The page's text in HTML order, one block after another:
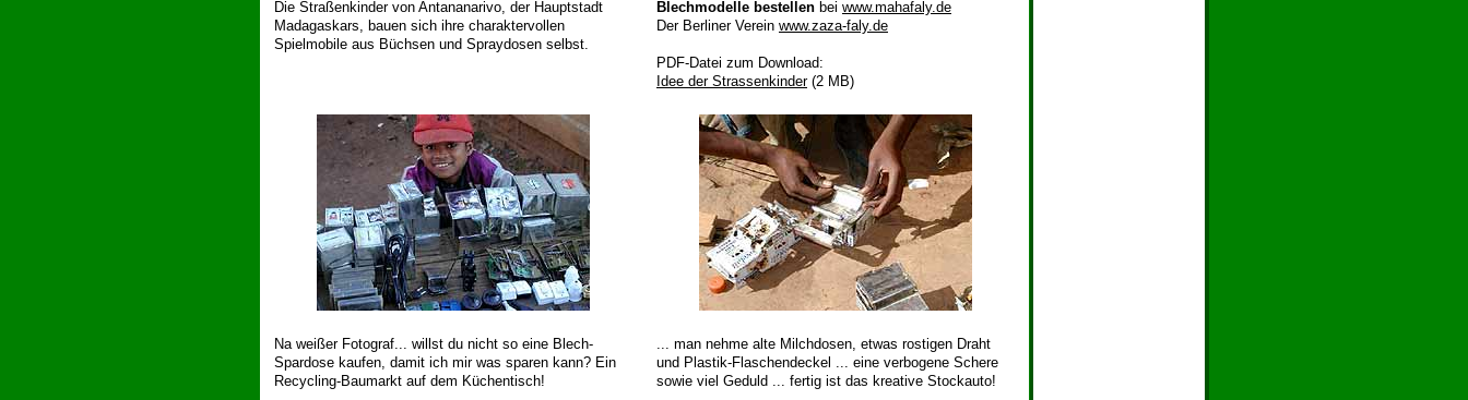
Die Straßenkinder von Antananarivo, der Hauptstadt
Madagaskars, bauen sich ihre charaktervollen
Spielmobile aus Büchsen und Spraydosen selbst.
Blechmodelle bestellen bei www.mahafaly.de
Der Berliner Verein www.zaza-faly.de
PDF-Datei zum Download:
Idee der Strassenkinder(2 MB)
Na weißer Fotograf... willst du nicht so eine Blech-
Spardose kaufen, damit ich mir was sparen kann? Ein
Recycling-Baumarkt auf dem Küchentisch!
... man nehme alte Milchdosen, etwas rostigen Draht
und Plastik-Flaschendeckel ... eine verbogene Schere
sowie viel Geduld ... fertig ist das kreative Stockauto!